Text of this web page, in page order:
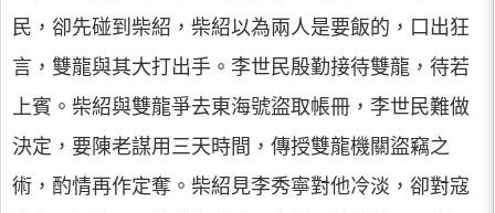
民，卻先碰到柴紹，柴紹以為兩人是要飯的，口出狂
言，雙龍與其大打出手。李世民殷勤接待雙龍，待若
上賓。柴紹與雙龍爭去東海號盜取帳冊，李世民難做
決定，要陳老謀用三天時間，傳授雙龍機關盜竊之
術，酌情再作定奪。柴紹見李秀寧對他冷淡，卻對寇